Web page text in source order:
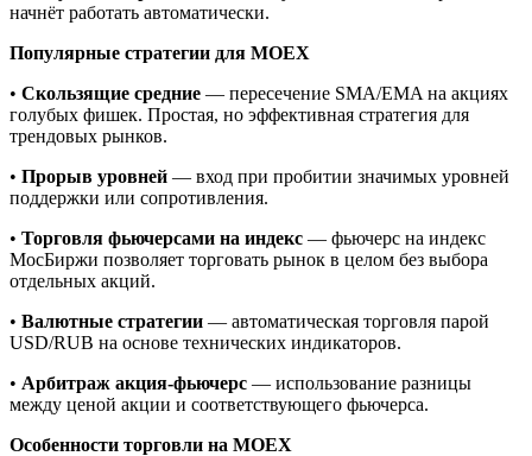
начнёт работать автоматически.
Популярные стратегии для MOEX
• Скользящие средние — пересечение SMA/EMA на акциях
голубых фишек. Простая, но эффективная стратегия для
трендовых рынков.
• Прорыв уровней — вход при пробитии значимых уровней
поддержки или сопротивления.
• Торговля фьючерсами на индекс — фьючерс на индекс
МосБиржи позволяет торговать рынок в целом без выбора
отдельных акций.
• Валютные стратегии — автоматическая торговля парой
USD/RUB на основе технических индикаторов.
• Арбитраж акция-фьючерс — использование разницы
между ценой акции и соответствующего фьючерса.
Особенности торговли на MOEX